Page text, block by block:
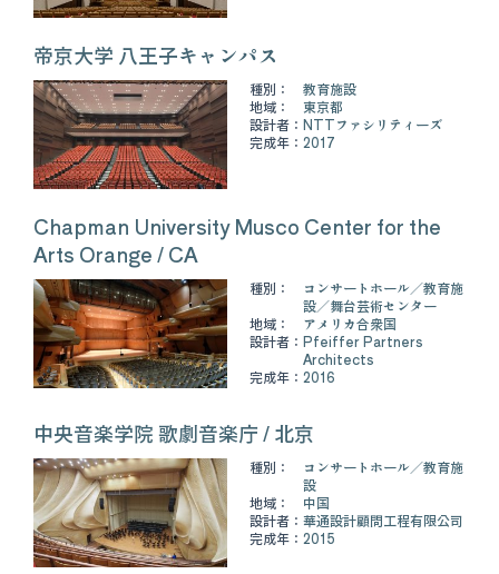
帝京大学 八王子キャンパス
種別：
教育施設
地域：
東京都
設計者： NTTファシリティーズ
完成年： 2017
Chapman University Musco Center for the
Arts Orange / CA
種別： コンサートホール
教育施
設
舞台芸術センター
地域：
アメリカ合衆国
設計者： Pfeiffer Partners
Architects
完成年： 2016
中央音楽学院 歌劇音楽庁 / 北京
種別： コンサートホール
教育施
設
地域：
中国
設計者： 華通設計顧問工程有限公司
完成年： 2015